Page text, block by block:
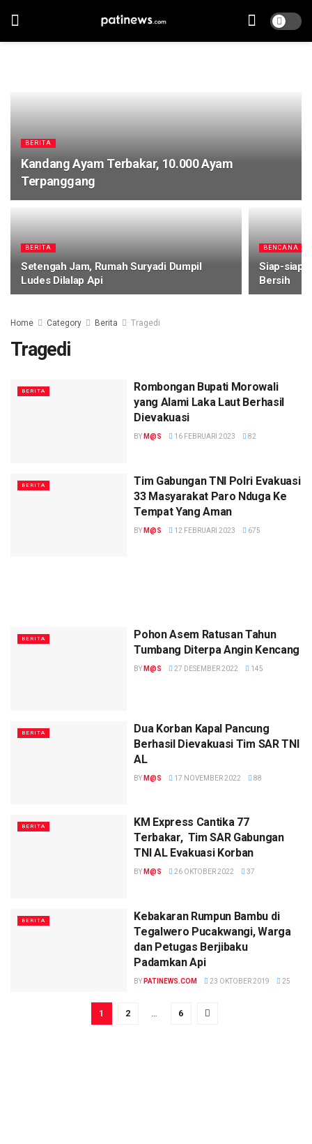
BERITA
Kandang Ayam Terbakar, 10.000 Ayam
Terpanggang
BERITA
Setengah Jam, Rumah Suryadi Dumpil
Ludes Dilalap Api
BENCANA
Siap-siap,
Bersih
Home Category Berita Tragedi
Tragedi
BERITA
Rombongan Bupati Morowali
yang Alami Laka Laut Berhasil
Dievakuasi
BY M@S 16 FEBRUARI 2023 82
BERITA
Tim Gabungan TNI Polri Evakuasi
33 Masyarakat Paro Nduga Ke
Tempat Yang Aman
BY M@S 12 FEBRUARI 2023 675
BERITA
Pohon Asem Ratusan Tahun
Tumbang Diterpa Angin Kencang
BY M@S 27 DESEMBER 2022 145
BERITA
Dua Korban Kapal Pancung
Berhasil Dievakuasi Tim SAR TNI
AL
BY M@S 17 NOVEMBER 2022 88
BERITA
KM Express Cantika 77
Terbakar, Tim SAR Gabungan
TNI AL Evakuasi Korban
BY M@S 26 OKTOBER 2022 37
BERITA
Kebakaran Rumpun Bambu di
Tegalwero Pucakwangi, Warga
dan Petugas Berjibaku
Padamkan Api
BY PATINEWS.COM 23 OKTOBER 2019 25
1 2 … 6